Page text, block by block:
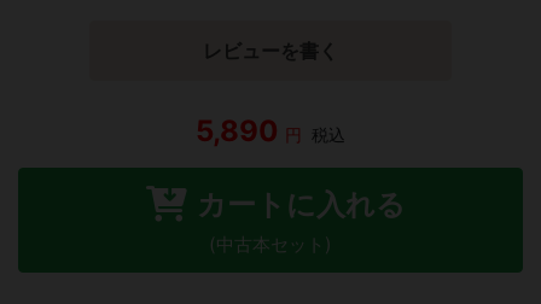
レビューを書く
5,890 円 税込
カートに入れる
(中古本セット)